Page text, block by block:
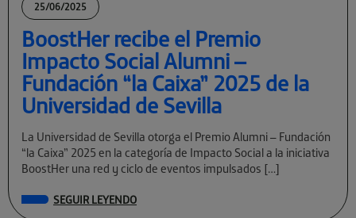
25/06/2025
BoostHer recibe el Premio
Impacto Social Alumni –
Fundación “la Caixa” 2025 de la
Universidad de Sevilla
La Universidad de Sevilla otorga el Premio Alumni – Fundación
“la Caixa” 2025 en la categoría de Impacto Social a la iniciativa
BoostHer una red y ciclo de eventos impulsados […]
SEGUIR LEYENDO